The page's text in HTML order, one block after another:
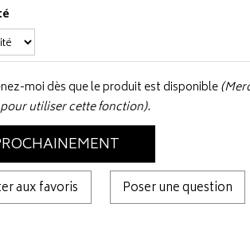
moi dès que le produit est disponible
utiliser cette fonction).
aux favoris Poser une question